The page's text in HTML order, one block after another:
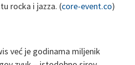
rocka i jazza. (core-event.co)
već je godinama miljenik